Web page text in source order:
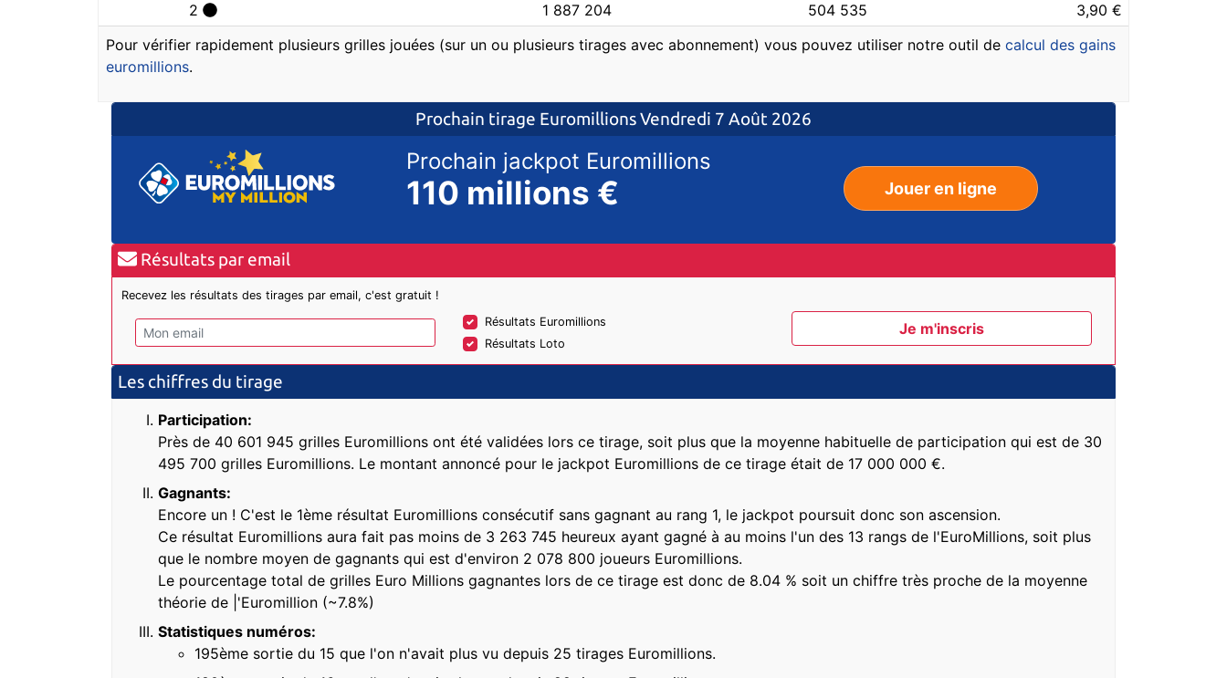
2
1 887 204 504 535
3,90 €
Pour vérifier rapidement plusieurs grilles jouées (sur un ou plusieurs tirages avec abonnement) vous pouvez utiliser notre outil de calcul des gains
euromillions.
Prochain tirage EuromillionsVendredi 7 Août 2026
Prochain jackpot Euromillions
110 millions € Jouer en ligne
Résultats par email
Recevez les résultats des tirages par email, c'est gratuit !
Résultats Euromillions
Résultats Loto
Les chiffres du tirage
Participation:
Près de 40 601 945 grilles Euromillions ont été validées lors ce tirage, soit plus que la moyenne habituelle de participation qui est de 30
495 700 grilles Euromillions. Le montant annoncé pour le jackpot Euromillions de ce tirage était de 17 000 000 €.
Gagnants:
Encore un ! C'est le 1ème résultat Euromillions consécutif sans gagnant au rang 1, le jackpot poursuit donc son ascension.
Ce résultat Euromillions aura fait pas moins de 3 263 745 heureux ayant gagné à au moins l'un des 13 rangs de l'EuroMillions, soit plus
que le nombre moyen de gagnants qui est d'environ 2 078 800 joueurs Euromillions.
Le pourcentage total de grilles Euro Millions gagnantes lors de ce tirage est donc de 8.04 % soit un chiffre très proche de la moyenne
théorie de |'Euromillion (~7.8%)
Statistiques numéros:
195ème sortie du 15 que l'on n'avait plus vu depuis 25 tirages Euromillions.